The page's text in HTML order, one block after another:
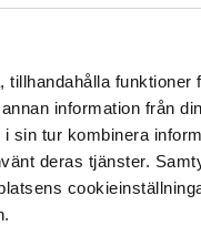
tillhandahålla funktioner
information från
sin tur kombinera
deras tjänster.
120
Köp